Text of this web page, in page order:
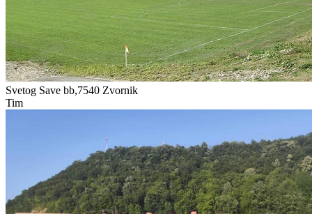
Svetog Save bb,7540 Zvornik
Tim